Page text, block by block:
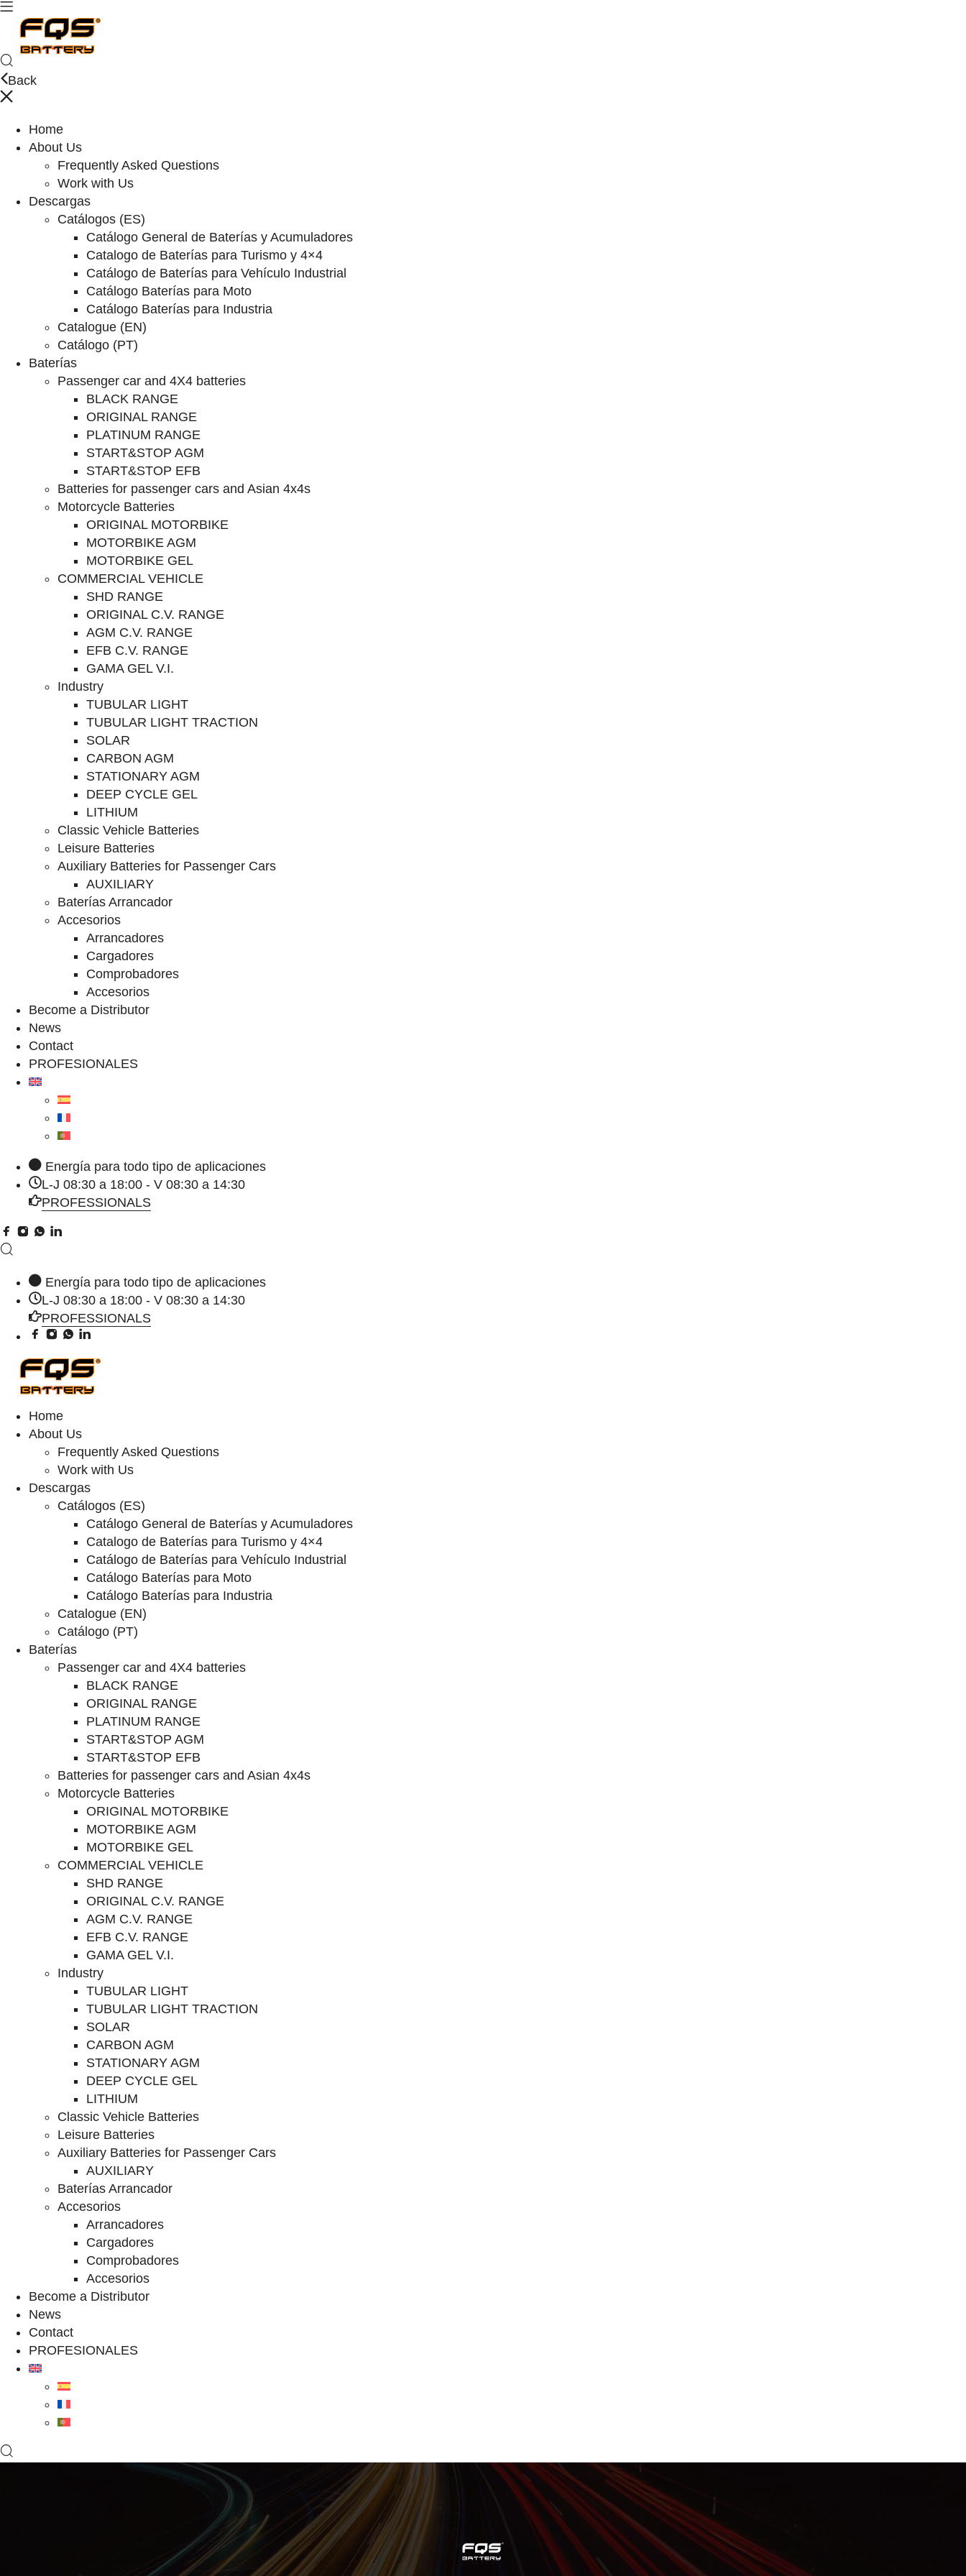
Back
Home
About Us
Frequently Asked Questions
Work with Us
Descargas
Catálogos (ES)
Catálogo General de Baterías y Acumuladores
Catalogo de Baterías para Turismo y 4×4
Catálogo de Baterías para Vehículo Industrial
Catálogo Baterías para Moto
Catálogo Baterías para Industria
Catalogue (EN)
Catálogo (PT)
Baterías
Passenger car and 4X4 batteries
BLACK RANGE
ORIGINAL RANGE
PLATINUM RANGE
START&STOP AGM
START&STOP EFB
Batteries for passenger cars and Asian 4x4s
Motorcycle Batteries
ORIGINAL MOTORBIKE
MOTORBIKE AGM
MOTORBIKE GEL
COMMERCIAL VEHICLE
SHD RANGE
ORIGINAL C.V. RANGE
AGM C.V. RANGE
EFB C.V. RANGE
GAMA GEL V.I.
Industry
TUBULAR LIGHT
TUBULAR LIGHT TRACTION
SOLAR
CARBON AGM
STATIONARY AGM
DEEP CYCLE GEL
LITHIUM
Classic Vehicle Batteries
Leisure Batteries
Auxiliary Batteries for Passenger Cars
AUXILIARY
Baterías Arrancador
Accesorios
Arrancadores
Cargadores
Comprobadores
Accesorios
Become a Distributor
News
Contact
PROFESIONALES
Energía para todo tipo de aplicaciones
L-J 08:30 a 18:00 - V 08:30 a 14:30
PROFESSIONALS
Energía para todo tipo de aplicaciones
L-J 08:30 a 18:00 - V 08:30 a 14:30
PROFESSIONALS
Home
About Us
Frequently Asked Questions
Work with Us
Descargas
Catálogos (ES)
Catálogo General de Baterías y Acumuladores
Catalogo de Baterías para Turismo y 4×4
Catálogo de Baterías para Vehículo Industrial
Catálogo Baterías para Moto
Catálogo Baterías para Industria
Catalogue (EN)
Catálogo (PT)
Baterías
Passenger car and 4X4 batteries
BLACK RANGE
ORIGINAL RANGE
PLATINUM RANGE
START&STOP AGM
START&STOP EFB
Batteries for passenger cars and Asian 4x4s
Motorcycle Batteries
ORIGINAL MOTORBIKE
MOTORBIKE AGM
MOTORBIKE GEL
COMMERCIAL VEHICLE
SHD RANGE
ORIGINAL C.V. RANGE
AGM C.V. RANGE
EFB C.V. RANGE
GAMA GEL V.I.
Industry
TUBULAR LIGHT
TUBULAR LIGHT TRACTION
SOLAR
CARBON AGM
STATIONARY AGM
DEEP CYCLE GEL
LITHIUM
Classic Vehicle Batteries
Leisure Batteries
Auxiliary Batteries for Passenger Cars
AUXILIARY
Baterías Arrancador
Accesorios
Arrancadores
Cargadores
Comprobadores
Accesorios
Become a Distributor
News
Contact
PROFESIONALES